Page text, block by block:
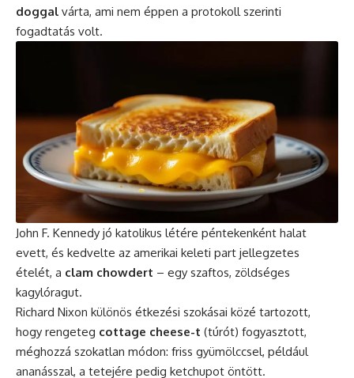
doggal várta, ami nem éppen a protokoll szerinti
fogadtatás volt.
John F. Kennedy jó katolikus létére péntekenként halat
evett, és kedvelte az amerikai keleti part jellegzetes
ételét, a clam chowdert – egy szaftos, zöldséges
kagylóragut.
Richard Nixon különös étkezési szokásai közé tartozott,
hogy rengeteg cottage cheese-t (túrót) fogyasztott,
méghozzá szokatlan módon: friss gyümölccsel, például
ananásszal, a tetejére pedig ketchupot öntött.